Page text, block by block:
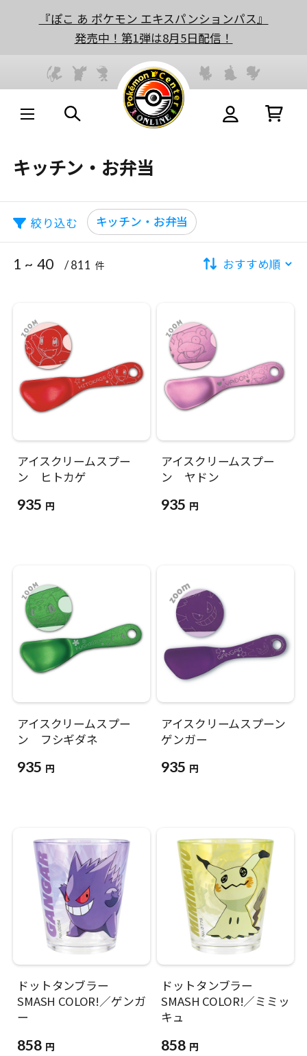
『ぽこ あ ポケモン エキスパンションパス』
発売中！第1弾は8月5日配信！
キッチン・お弁当
絞り込む キッチン・お弁当
1 ~ 40 / 811 件
アイスクリームスプー
ン ヒトカゲ
935 円
アイスクリームスプー
ン ヤドン
935 円
アイスクリームスプー
ン フシギダネ
935 円
アイスクリームスプーン
ゲンガー
935 円
ドットタンブラー
SMASH COLOR!／ゲンガ
ー
858 円
ドットタンブラー
SMASH COLOR!／ミミッ
キュ
858 円